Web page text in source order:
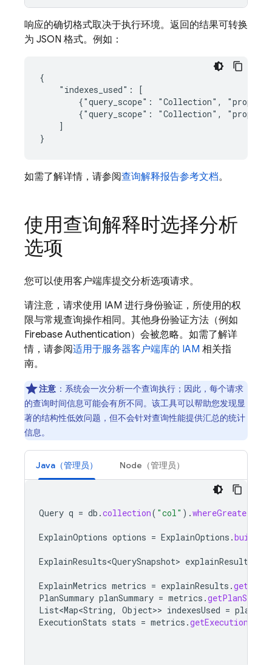
响应的确切格式取决于执行环境。返回的结果可转换
为 JSON 格式。例如：
{
    "indexes_used": [
{"query_scope": "Collection",
{"query_scope": "Collection",
    ]
}
如需了解详情，请参阅查询解释报告参考文档。
使用查询解释时选择分析
选项
您可以使用客户端库提交分析选项请求。
请注意，请求使用 IAM 进行身份验证，所使用的权
限与常规查询操作相同。其他身份验证方法（例如
Firebase Authentication）会被忽略。如需了解详
情，请参阅适用于服务器客户端库的 IAM 相关指
南。
注意 ：系统会一次分析一个查询执行；因此，每个请求
的查询时间信息可能会有所不同。该工具可以帮助您发现显
著的结构性低效问题，但不会针对查询性能提供汇总的统计
信息。
Java（管理员） Node（管理员）
Query q = db .collection( "col" ).whereGreaterThan
ExplainOptions options = ExplainOptions .builder
ExplainResults<QuerySnapshot> explainResults
ExplainMetrics metrics = explainResults .
PlanSummary planSummary = metrics .
List<Map<String, Object>> indexesUsed =
ExecutionStats stats = metrics .getExecutionStats